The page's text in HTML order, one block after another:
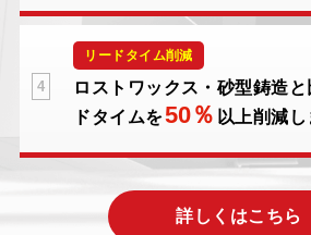
4
リードタイム削減
ロストワックス・砂型鋳造
ドタイムを50％ 以上削減し
詳しくはこちら